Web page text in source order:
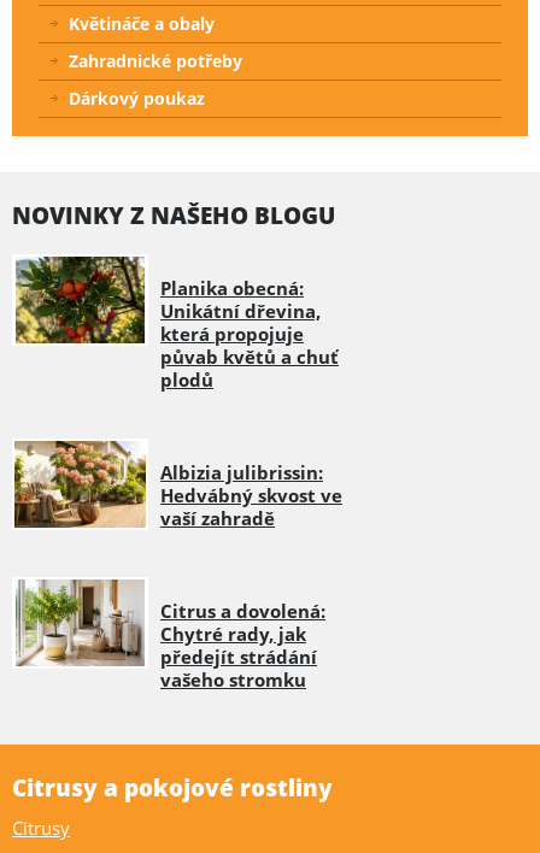
Květináče a obaly
Zahradnické potřeby
Dárkový poukaz
NOVINKY Z NAŠEHO BLOGU
Planika obecná:
Unikátní dřevina,
která propojuje
půvab květů a chuť
plodů
Albizia julibrissin:
Hedvábný skvost ve
vaší zahradě
Citrus a dovolená:
Chytré rady, jak
předejít strádání
vašeho stromku
Citrusy a pokojové rostliny
Citrusy